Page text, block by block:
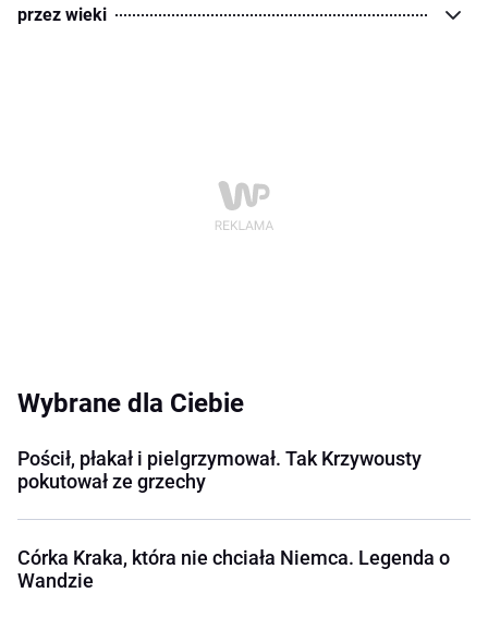
przez wieki
Wybrane dla Ciebie
Pościł, płakał i pielgrzymował. Tak Krzywousty
pokutował ze grzechy
Córka Kraka, która nie chciała Niemca. Legenda o
Wandzie